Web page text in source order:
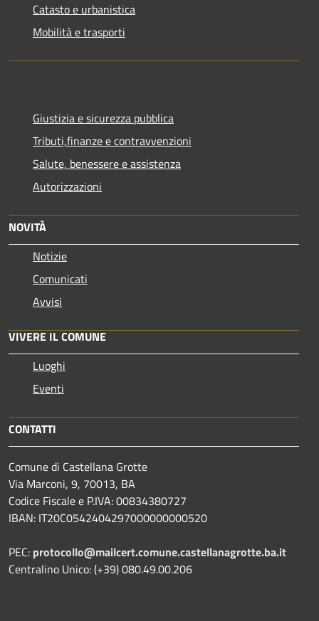
Catasto e urbanistica
Mobilità e trasporti
Giustizia e sicurezza pubblica
Tributi,finanze e contravvenzioni
Salute, benessere e assistenza
Autorizzazioni
NOVITÀ
Notizie
Comunicati
Avvisi
VIVERE IL COMUNE
Luoghi
Eventi
CONTATTI
Comune di Castellana Grotte
Via Marconi, 9, 70013, BA
Codice Fiscale e P.IVA: 00834380727
IBAN: IT20C0542404297000000000520
PEC: protocollo@mailcert.comune.castellanagrotte.ba.it
Centralino Unico: (+39) 080.49.00.206